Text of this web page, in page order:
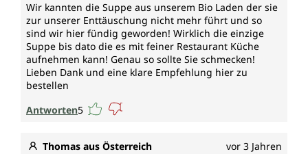
Wir kannten die Suppe aus unserem Bio Laden der sie
zur unserer Enttäuschung nicht mehr führt und so
sind wir hier fündig geworden! Wirklich die einzige
Suppe bis dato die es mit feiner Restaurant Küche
aufnehmen kann! Genau so sollte Sie schmecken!
Lieben Dank und eine klare Empfehlung hier zu
bestellen
Antworten5
Thomas aus Österreich vor 3 Jahren